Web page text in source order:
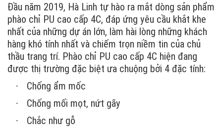
Đầu năm 2019, Hà Linh tự hào ra mắt dòng sản phẩm
phào chỉ PU cao cấp 4C, đáp ứng yêu cầu khắt khe
nhất của những dự án lớn, làm hài lòng những khách
hàng khó tính nhất và chiếm trọn niềm tin của chủ
thầu trang trí. Phào chỉ PU cao cấp 4C hiện đang
được thị trường đặc biệt ưa chuộng bởi 4 đặc tính:
· Chống ẩm mốc
· Chống mối mọt, nứt gãy
· Chắc như gỗ